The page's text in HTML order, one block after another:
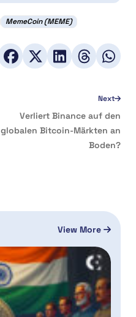
MemeCoin (MEME)
Next
Verliert Binance auf den
globalen Bitcoin-Märkten an
Boden?
View More